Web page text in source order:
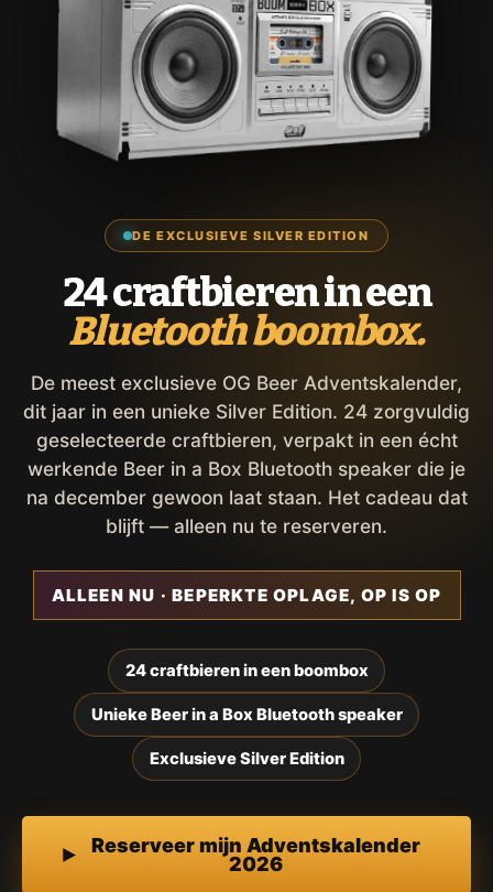
DE EXCLUSIEVE SILVER EDITION
24 craftbieren in een
Bluetooth boombox.
De meest exclusieve OG Beer Adventskalender,
dit jaar in een unieke Silver Edition. 24 zorgvuldig
geselecteerde craftbieren, verpakt in een écht
werkende Beer in a Box Bluetooth speaker die je
na december gewoon laat staan. Het cadeau dat
blijft — alleen nu te reserveren.
ALLEEN NU · BEPERKTE OPLAGE, OP IS OP
24 craftbieren in een boombox
Unieke Beer in a Box Bluetooth speaker
Exclusieve Silver Edition
Reserveer mijn Adventskalender
2026